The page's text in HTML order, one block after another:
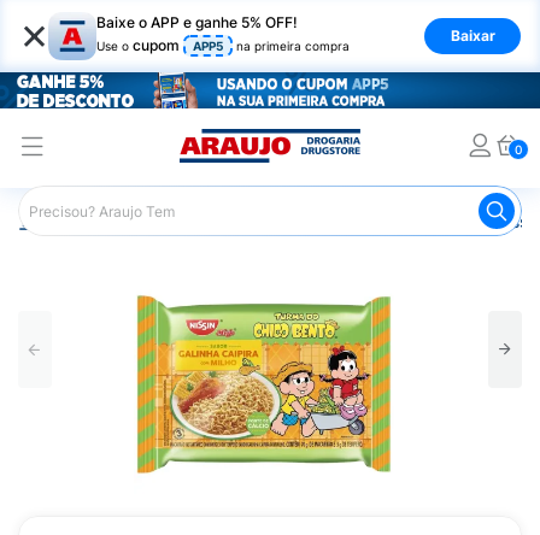
× Baixe o APP e ganhe 5% OFF!
Use o cupom APP5 na primeira compra
Baixar
0
Araujo Mercado Macarrão Instantâneo